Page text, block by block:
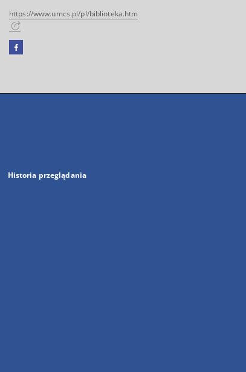
https://www.umcs.pl/pl/biblioteka.htm
Facebook
się
Historia przeglądania